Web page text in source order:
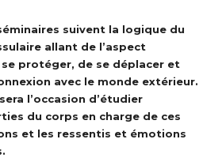
suivent la logique du
allant de l’aspect
protéger, de se déplacer et
avec le monde extérieur.
l’occasion d’étudier
du corps en charge de ces
et les ressentis et émotions